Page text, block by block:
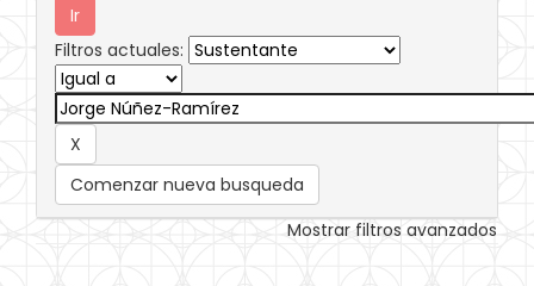
Filtros actuales:
Comenzar nueva busqueda
Mostrar filtros avanzados